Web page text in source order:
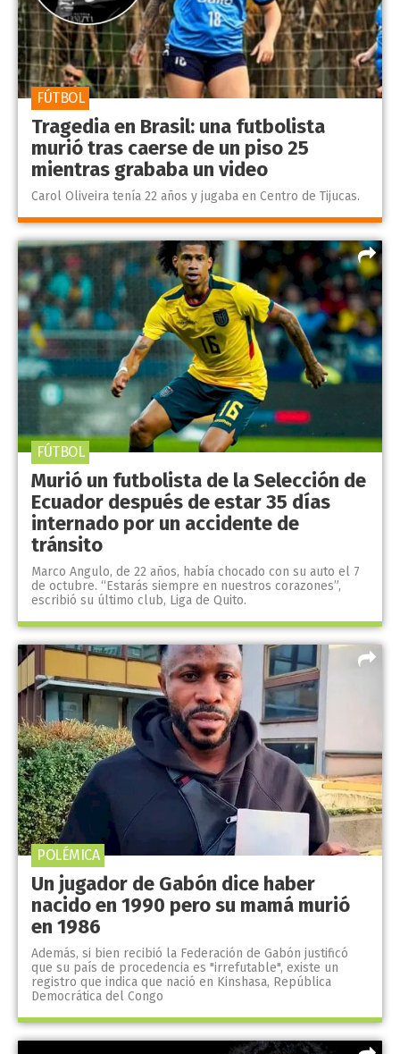
Tragedia en Brasil: una futbolista
murió tras caerse de un piso 25
mientras grababa un video
Carol Oliveira tenía 22 años y jugaba en Centro de Tijucas.
FÚTBOL
Murió un futbolista de la Selección de
Ecuador después de estar 35 días
internado por un accidente de
tránsito
Marco Angulo, de 22 años, había chocado con su auto el 7
de octubre. “Estarás siempre en nuestros corazones”,
escribió su último club, Liga de Quito.
FÚTBOL
Un jugador de Gabón dice haber
nacido en 1990 pero su mamá murió
en 1986
Además, si bien recibió la Federación de Gabón justificó
que su país de procedencia es "irrefutable", existe un
registro que indica que nació en Kinshasa, República
Democrática del Congo
POLÉMICA